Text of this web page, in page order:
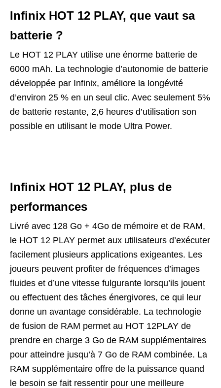
Infinix HOT 12 PLAY, que vaut sa
batterie ?
Le HOT 12 PLAY utilise une énorme batterie de
6000 mAh. La technologie d’autonomie de batterie
développée par Infinix, améliore la longévité
d’environ 25 % en un seul clic. Avec seulement 5%
de batterie restante, 2,6 heures d’utilisation son
possible en utilisant le mode Ultra Power.
Infinix HOT 12 PLAY, plus de
performances
Livré avec 128 Go + 4Go de mémoire et de RAM,
le HOT 12 PLAY permet aux utilisateurs d’exécuter
facilement plusieurs applications exigeantes. Les
joueurs peuvent profiter de fréquences d’images
fluides et d’une vitesse fulgurante lorsqu’ils jouent
ou effectuent des tâches énergivores, ce qui leur
donne un avantage considérable. La technologie
de fusion de RAM permet au HOT 12PLAY de
prendre en charge 3 Go de RAM supplémentaires
pour atteindre jusqu’à 7 Go de RAM combinée. La
RAM supplémentaire offre de la puissance quand
le besoin se fait ressentir pour une meilleure